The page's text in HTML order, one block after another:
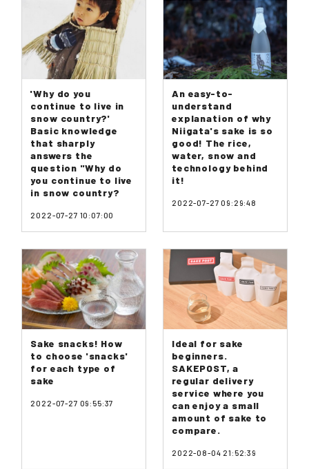
'Why do you
continue to live in
snow country?'
Basic knowledge
that sharply
answers the
question "Why do
you continue to live
in snow country?
2022-07-27 10:07:00
An easy-to-
understand
explanation of why
Niigata's sake is so
good! The rice,
water, snow and
technology behind
it!
2022-07-27 09:29:48
Sake snacks! How
to choose 'snacks'
for each type of
sake
2022-07-27 09:55:37
Ideal for sake
beginners.
SAKEPOST, a
regular delivery
service where you
can enjoy a small
amount of sake to
compare.
2022-08-04 21:52:39